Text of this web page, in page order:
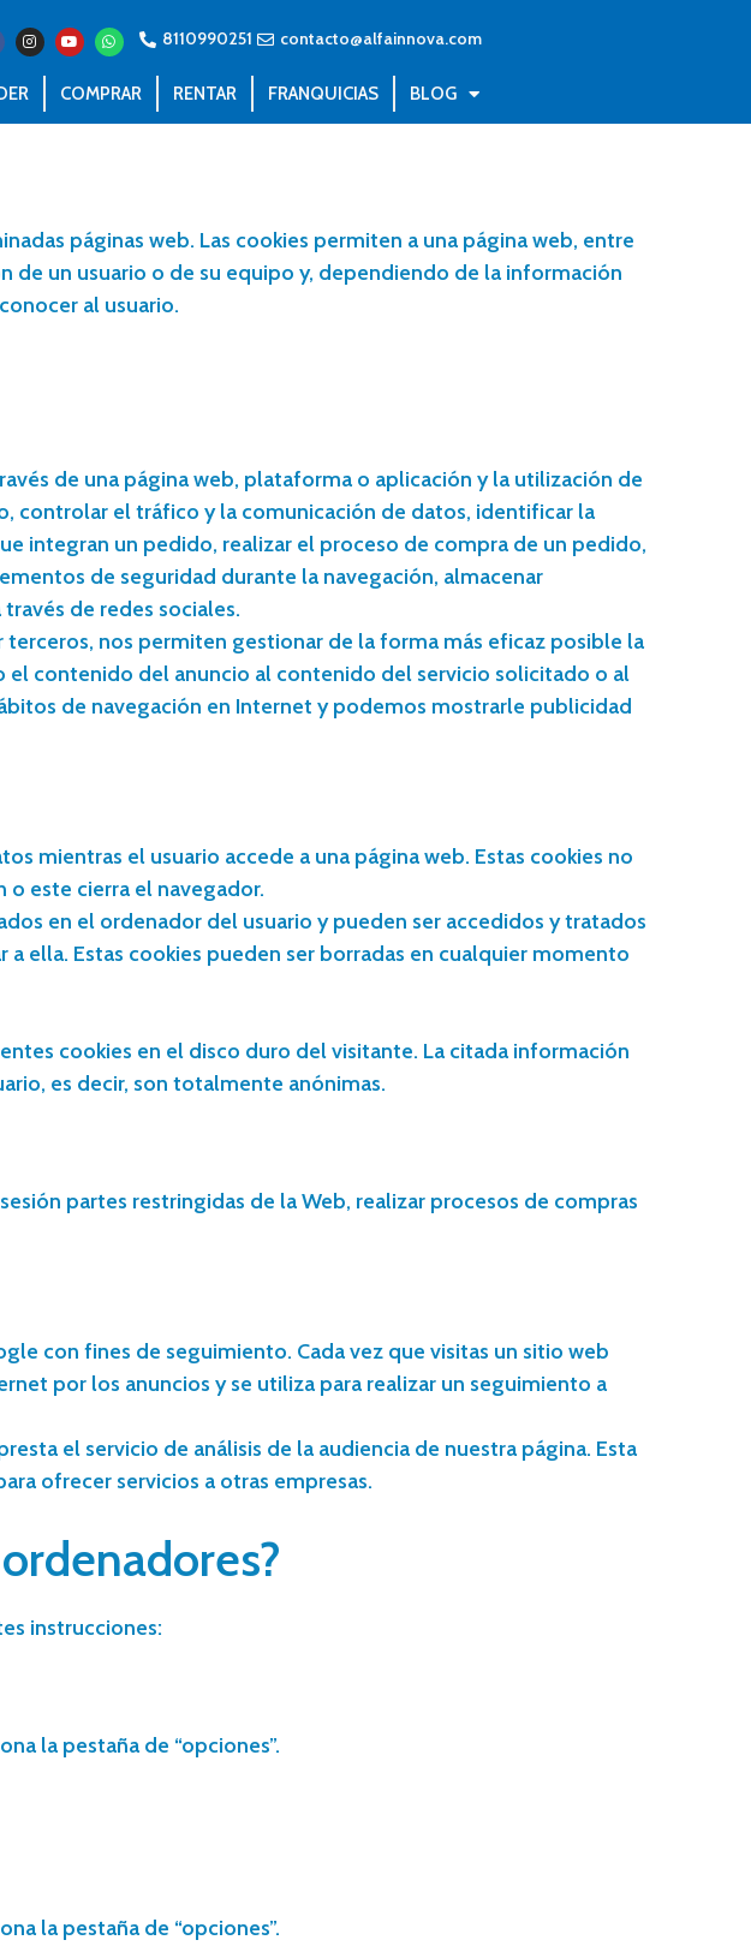
8110990251 contacto@alfainnova.com
COMPRAR RENTAR FRANQUICIAS BLOG
páginas web. Las cookies permiten a una página web, entre
de un usuario o de su equipo y, dependiendo de la información
al usuario.
de una página web, plataforma o aplicación y la utilización de
controlar el tráfico y la comunicación de datos, identificar la
integran un pedido, realizar el proceso de compra de un pedido,
de seguridad durante la navegación, almacenar
de redes sociales.
nos permiten gestionar de la forma más eficaz posible la
contenido del anuncio al contenido del servicio solicitado o al
de navegación en Internet y podemos mostrarle publicidad
mientras el usuario accede a una página web. Estas cookies no
o este cierra el navegador.
en el ordenador del usuario y pueden ser accedidos y tratados
ella. Estas cookies pueden ser borradas en cualquier momento
cookies en el disco duro del visitante. La citada información
es decir, son totalmente anónimas.
partes restringidas de la Web, realizar procesos de compras
con fines de seguimiento. Cada vez que visitas un sitio web
por los anuncios y se utiliza para realizar un seguimiento a
el servicio de análisis de la audiencia de nuestra página. Esta
ofrecer servicios a otras empresas.
instrucciones:
la pestaña de “opciones”.
la pestaña de “opciones”.